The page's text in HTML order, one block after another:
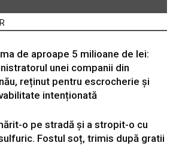
de aproape 5 milioane de lei:
unei companii din
reținut pentru escrocherie și
intenționată
o pe stradă și a stropit-o cu
Fostul soț, trimis după gratii